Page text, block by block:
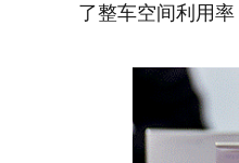
了整车空间利用